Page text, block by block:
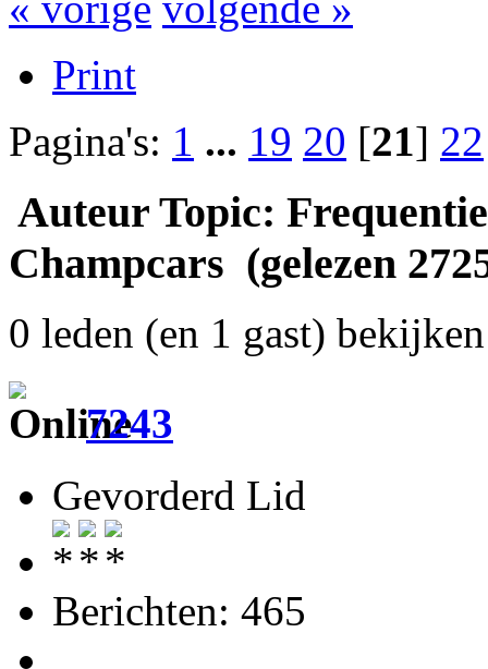
Print
Pagina's: 1 ... 19 20 [21] 22
Auteur Topic:
Champcars (gelezen
0 leden (en 1 gast)
7243
Gevorderd Lid
Berichten: 465